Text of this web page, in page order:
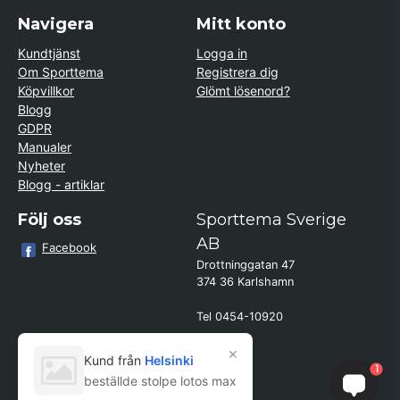
Navigera
Kundtjänst
Om Sporttema
Köpvillkor
Blogg
GDPR
Manualer
Nyheter
Blogg - artiklar
Mitt konto
Logga in
Registrera dig
Glömt lösenord?
Följ oss
Facebook
Sporttema Sverige
AB
Drottninggatan 47
374 36 Karlshamn
Tel 0454-10920
×
Kund från Helsinki
beställde stolpe lotos max
1